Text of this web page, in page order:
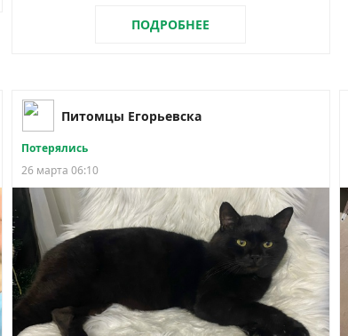
ПОДРОБНЕЕ
Питомцы Егорьевска
Потерялись
26 марта 06:10